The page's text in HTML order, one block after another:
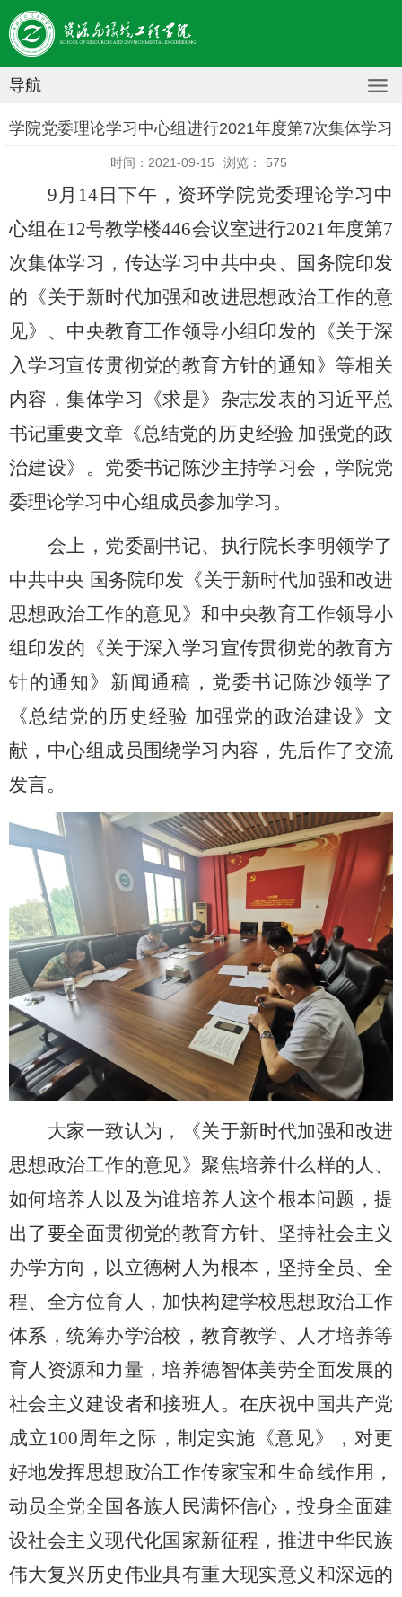
导航
学院党委理论学习中心组进行2021年度第7次集体学习
时间：2021-09-15 浏览： 575
9 月 14日下午，资环学院党委理论学习中
心组在12号教学楼446会议室进行2021年度第7
次集体学习，传达学习中共中央、国务院印发
的《关于新时代加强和改进思想政治工作的意
见》、中央教育工作领导小组印发的《关于深
入学习宣传贯彻党的教育方针的通知》等相关
内容，集体学习《求是》杂志发表的习近平总
书记重要文章《总结党的历史经验 加强党的政
治建设》。党委书记陈沙主持学习会，学院党
委理论学习中心组成员参加学习。
会上，党委副书记、执行院长李明领学了
中共中央 国务院印发《关于新时代加强和改进
思想政治工作的意见》和中央教育工作领导小
组印发的 《关于深入学习宣传贯彻党的教育方
针的通知》新闻通稿，党委书记陈沙领学了
《总结党的历史经验 加强党的政治建设》文
献， 中心组成员围绕学习内容，先后作了交流
发言。
大家一致认为，
《关于新时代加强和改进
思想政治工作的意见》聚焦培养什么样的人、
如何培养人以及为谁培养人这个根本问题，提
出了要全面贯彻党的教育方针、坚持社会主义
办学方向，以立德树人为根本，坚持全员、全
程、全方位育人，加快构建学校思想政治工作
体系，统筹办学治校，教育教学、人才培养等
育人资源和力量，培养德智体美劳全面发展的
社会主义建设者和接班人。在庆祝中国共产党
成立100周年之际，制定实施《意见》，对更
好地发挥思想政治工作传家宝和生命线作用，
动员全党全国各族人民满怀信心，投身全面建
设社会主义现代化国家新征程，推进中华民族
伟大复兴历史伟业具有重大现实意义和深远的